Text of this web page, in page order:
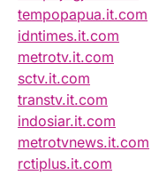
tempopapua.it.com
idntimes.it.com
metrotv.it.com
sctv.it.com
transtv.it.com
indosiar.it.com
metrotvnews.it.com
rctiplus.it.com